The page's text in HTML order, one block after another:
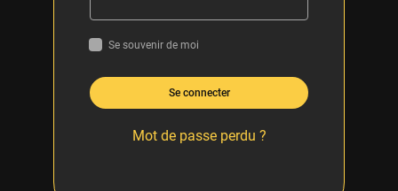
Se souvenir de moi
Se connecter
Mot de passe perdu ?